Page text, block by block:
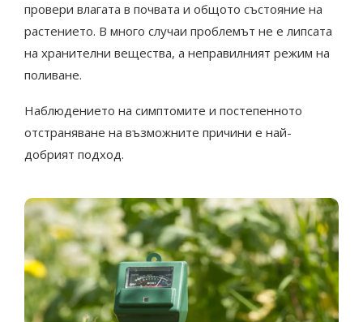
провери влагата в почвата и общото състояние на
растението. В много случаи проблемът не е липсата
на хранителни вещества, а неправилният режим на
поливане.
Наблюдението на симптомите и постепенното
отстраняване на възможните причини е най-
добрият подход.